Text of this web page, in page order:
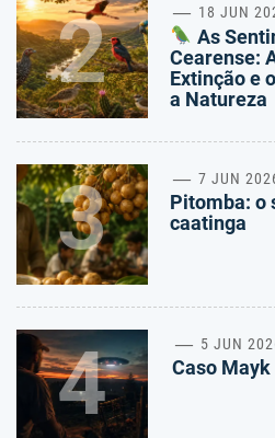
2 18 JUN
As
Cearense:
Extinção e
a Natureza
3 7 JUN
Pitomba: o
caatinga
4 5 JUN
Caso Mayk